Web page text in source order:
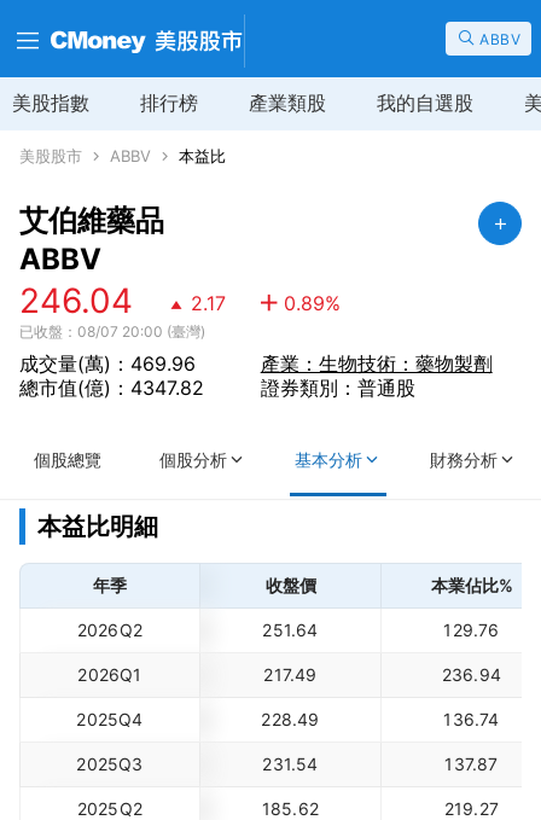
ABBV
美股指數 排行榜 產業類股 我的自選股
美股股市 ABBV 本益比
艾伯維藥品
ABBV
246.04 2.17 0.89%
已收盤：08/07 20:00 (臺灣)
成交量(萬)：469.96
總市值(億)：4347.82
產業：生物技術：藥物製劑
證券類別：普通股
個股總覽 個股分析 基本分析 財務分析
本益比明細
年季 收盤價 本業佔比%
2026Q2 251.64 129.76
2026Q1 217.49 236.94
2025Q4 228.49 136.74
2025Q3 231.54 137.87
2025Q2 185.62 219.27